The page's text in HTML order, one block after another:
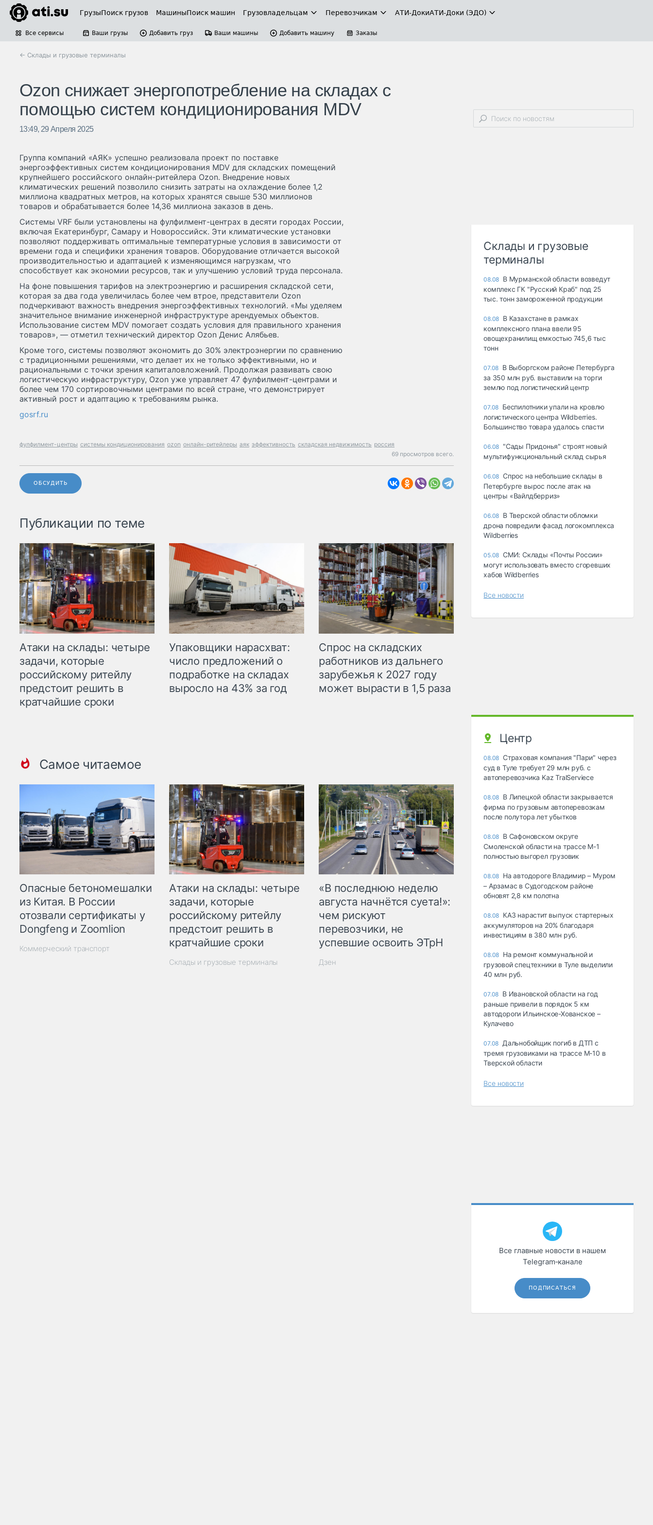
ГрузыПоиск грузов МашиныПоиск машин Грузовладельцам Перевозчикам АТИ-ДокиАТИ-Доки (ЭДО)
Все сервисы Ваши грузы Добавить груз Ваши машины Добавить машину Заказы
← Склады и грузовые терминалы
Ozon снижает энергопотребление на складах с
помощью систем кондиционирования MDV
13:49, 29 Апреля 2025
Группа компаний «АЯК» успешно реализовала проект по поставке
энергоэффективных систем кондиционирования MDV для складских помещений
крупнейшего российского онлайн-ритейлера Ozon. Внедрение новых
климатических решений позволило снизить затраты на охлаждение более 1,2
миллиона квадратных метров, на которых хранятся свыше 530 миллионов
товаров и обрабатывается более 14,36 миллиона заказов в день.
Системы VRF были установлены на фулфилмент-центрах в десяти городах России,
включая Екатеринбург, Самару и Новороссийск. Эти климатические установки
позволяют поддерживать оптимальные температурные условия в зависимости от
времени года и специфики хранения товаров. Оборудование отличается высокой
производительностью и адаптацией к изменяющимся нагрузкам, что
способствует как экономии ресурсов, так и улучшению условий труда персонала.
На фоне повышения тарифов на электроэнергию и расширения складской сети,
которая за два года увеличилась более чем втрое, представители Ozon
подчеркивают важность внедрения энергоэффективных технологий. «Мы уделяем
значительное внимание инженерной инфраструктуре арендуемых объектов.
Использование систем MDV помогает создать условия для правильного хранения
товаров», — отметил технический директор Ozon Денис Алябьев.
Кроме того, системы позволяют экономить до 30% электроэнергии по сравнению
с традиционными решениями, что делает их не только эффективными, но и
рациональными с точки зрения капиталовложений. Продолжая развивать свою
логистическую инфраструктуру, Ozon уже управляет 47 фулфилмент-центрами и
более чем 170 сортировочными центрами по всей стране, что демонстрирует
активный рост и адаптацию к требованиям рынка.
gosrf.ru
фулфилмент-центры системы кондиционирования ozon онлайн-ритейлеры аяк эффективность складская недвижимость россия
69 просмотров всего.
ОБСУДИТЬ
Публикации по теме
Атаки на склады: четыре
задачи, которые
российскому ритейлу
предстоит решить в
кратчайшие сроки
Упаковщики нарасхват:
число предложений о
подработке на складах
выросло на 43% за год
Спрос на складских
работников из дальнего
зарубежья к 2027 году
может вырасти в 1,5 раза
Самое читаемое
Опасные бетономешалки
из Китая. В России
отозвали сертификаты у
Dongfeng и Zoomlion
Коммерческий транспорт
Атаки на склады: четыре
задачи, которые
российскому ритейлу
предстоит решить в
кратчайшие сроки
Склады и грузовые терминалы
«В последнюю неделю
августа начнётся суета!»:
чем рискуют
перевозчики, не
успевшие освоить ЭТрН
Дзен
Склады и грузовые
терминалы
08.08 В Мурманской области возведут
комплекс ГК "Русский Краб" под 25
тыс. тонн замороженной продукции
08.08 В Казахстане в рамках
комплексного плана ввели 95
овощехранилищ емкостью 745,6 тыс
тонн
07.08 В Выборгском районе Петербурга
за 350 млн руб. выставили на торги
землю под логистический центр
07.08 Беспилотники упали на кровлю
логистического центра Wildberries.
Большинство товара удалось спасти
06.08 "Сады Придонья" строят новый
мультифункциональный склад сырья
06.08 Спрос на небольшие склады в
Петербурге вырос после атак на
центры «Вайлдберриз»
06.08 В Тверской области обломки
дрона повредили фасад логокомплекса
Wildberries
05.08 СМИ: Склады «Почты России»
могут использовать вместо сгоревших
хабов Wildberries
Все новости
Центр
08.08 Страховая компания "Пари" через
суд в Туле требует 29 млн руб. с
автоперевозчика Kaz TralServiece
08.08 В Липецкой области закрывается
фирма по грузовым автоперевозкам
после полутора лет убытков
08.08 В Сафоновском округе
Смоленской области на трассе М-1
полностью выгорел грузовик
08.08 На автодороге Владимир – Муром
– Арзамас в Судогодском районе
обновят 2,8 км полотна
08.08 КАЗ нарастит выпуск стартерных
аккумуляторов на 20% благодаря
инвестициям в 380 млн руб.
08.08 На ремонт коммунальной и
грузовой спецтехники в Туле выделили
40 млн руб.
07.08 В Ивановской области на год
раньше привели в порядок 5 км
автодороги Ильинское-Хованское –
Кулачево
07.08 Дальнобойщик погиб в ДТП с
тремя грузовиками на трассе М-10 в
Тверской области
Все новости
Все главные новости в нашем
Telegram‑канале
ПОДПИСАТЬСЯ